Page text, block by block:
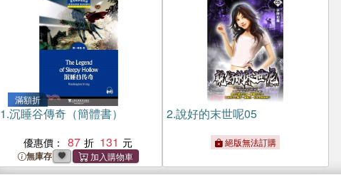
滿額折
1.沉睡谷傳奇（簡體書）
優惠價： 87 131
無庫存
2.說好的末世呢05
絕版無法訂購